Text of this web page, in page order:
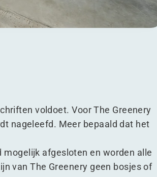
voldoet. Voor The Greenery
nageleefd. Meer bepaald dat het
mogelijk afgesloten en worden alle
van The Greenery geen bosjes of